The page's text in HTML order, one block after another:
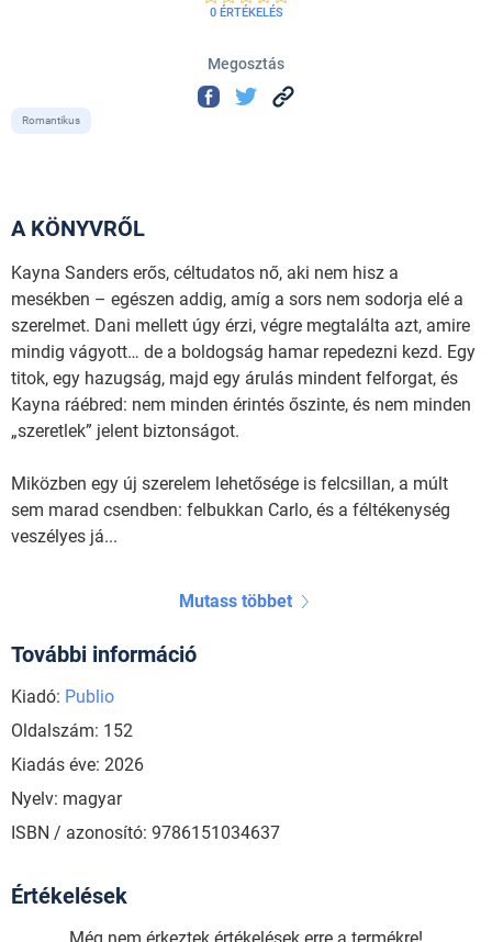
0 ÉRTÉKELÉS
Megosztás
Romantikus
A KÖNYVRŐL
Kayna Sanders erős, céltudatos nő, aki nem hisz a
mesékben – egészen addig, amíg a sors nem sodorja elé a
szerelmet. Dani mellett úgy érzi, végre megtalálta azt, amire
mindig vágyott… de a boldogság hamar repedezni kezd. Egy
titok, egy hazugság, majd egy árulás mindent felforgat, és
Kayna ráébred: nem minden érintés őszinte, és nem minden
„szeretlek” jelent biztonságot.
Miközben egy új szerelem lehetősége is fel­­­csillan, a múlt
sem marad csendben: felbukkan Carlo, és a féltékenység
veszélyes já...
Mutass többet
További információ
Kiadó: Publio
Oldalszám: 152
Kiadás éve: 2026
Nyelv: magyar
ISBN / azonosító: 9786151034637
Értékelések
Még nem érkeztek értékelések erre a termékre!